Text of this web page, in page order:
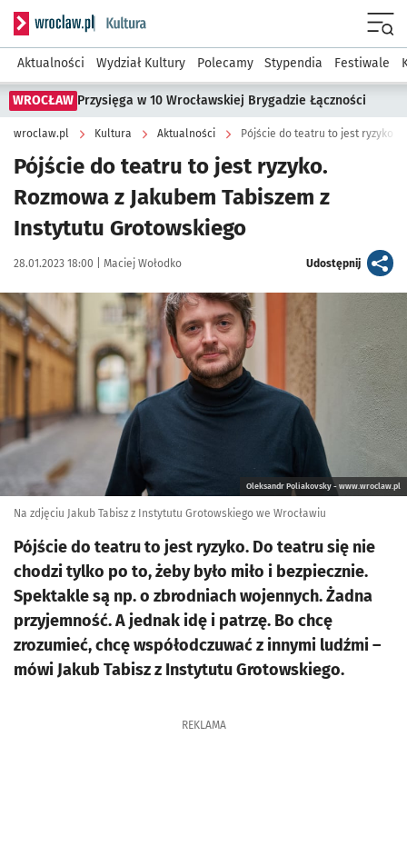
Serwis informacyjny wroclaw.pl podserwis: Kultura
Aktualności Wydział Kultury Polecamy Stypendia Festiwale
WROCŁAW Przysięga w 10 Wrocławskiej Brygadzie Łączności
wroclaw.pl Kultura Aktualności
Pójście do teatru to jest ryzyko.
Rozmowa z Jakubem Tabiszem z
Instytutu Grotowskiego
Data publikacji:
28.01.2023 18:00 | Autor:
Maciej Wołodko Udostępnijartykuł
Kliknij, aby powiększyć
Oleksandr Poliakovsky - www.wroclaw.pl
Na zdjęciu Jakub Tabisz z Instytutu Grotowskiego we Wrocławiu
Pójście do teatru to jest ryzyko. Do teatru się nie
chodzi tylko po to, żeby było miło i bezpiecznie.
Spektakle są np. o zbrodniach wojennych. Żadna
przyjemność. A jednak idę i patrzę. Bo chcę
zrozumieć, chcę współodczuwać z innymi ludźmi –
mówi Jakub Tabisz z Instytutu Grotowskiego.
REKLAMA